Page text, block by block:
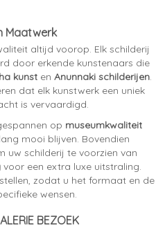
Maatwerk
altijd voorop. Elk schilderij
door erkende kunstenaars die
kunst en Anunnaki schilderijen.
dat elk kunstwerk een uniek
is vervaardigd.
op museumkwaliteit
mooi blijven. Bovendien
uw schilderij te voorzien van
voor een extra luxe uitstraling.
zodat u het formaat en de
wensen.
BEZOEK